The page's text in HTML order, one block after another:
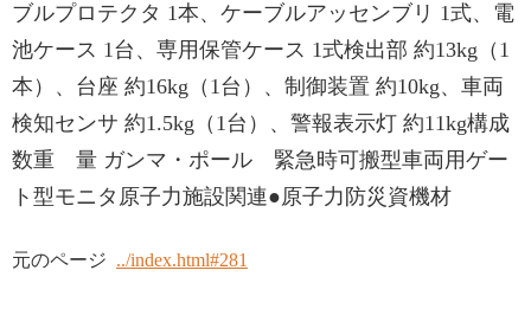
ブルプロテクタ 1本、ケーブルアッセンブリ 1式、電
池ケース 1台、専用保管ケース 1式検出部 約13kg（1
本）、台座 約16kg（1台）、制御装置 約10kg、車両
検知センサ 約1.5kg（1台）、警報表示灯 約11kg構成
数重 量 ガンマ・ポール 緊急時可搬型車両用ゲー
ト型モニタ原子力施設関連●原子力防災資機材
元のページ ../index.html#281